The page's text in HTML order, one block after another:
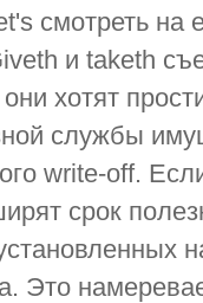
смотреть на
и taketh
хотят
службы
write-off.
срок
Это